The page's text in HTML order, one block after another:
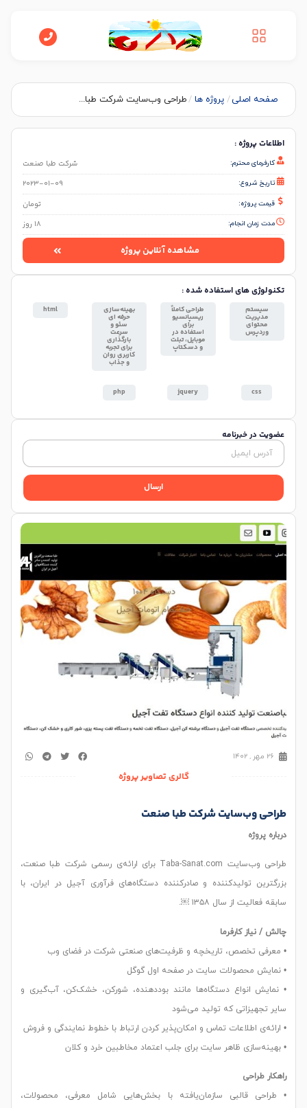
صفحه اصلی/ پروژه ها /طراحی وب‌سایت شرکت طبا...
26 مهر , 1402
گالری تصاویر پروژه
طراحی وب‌سایت شرکت طبا صنعت
درباره پروژه
طراحی وب‌سایت Taba-Sanat.com برای ارائه‌ی رسمی شرکت طبا صنعت،
بزرگترین تولیدکننده و صادرکننده دستگاه‌های فرآوری آجیل در ایران، با
سابقه فعالیت از سال ۱۳۵۸ ￼.
چالش / نیاز کارفرما
• معرفی تخصص، تاریخچه و ظرفیت‌های صنعتی شرکت در فضای وب
• نمایش محصولات سایت در صفحه اول گوگل
• نمایش انواع دستگاه‌ها مانند بوددهنده، شورکن، خشک‌کن، آب‌گیری و
سایر تجهیزاتی که تولید می‌شود
• ارائه‌ی اطلاعات تماس و امکان‌پذیر کردن ارتباط با خطوط نمایندگی و فروش
• بهینه‌سازی ظاهر سایت برای جلب اعتماد مخاطبین خرد و کلان
راهکار طراحی
• طراحی قالبی سازمان‌یافته با بخش‌هایی شامل معرفی، محصولات،
اطلاعات پروژه :
کارفرمای محترم: شرکت طبا صنعت
تاریخ شروع: 2023-01-09
قیمت پروژه: تومان
مدت زمان انجام: 18 روز
مشاهده آنلاین پروژه
تکنولوژی های استفاده شده :
سیستم
مدیریت
محتوای
وردپرس
طراحی کاملاً
ریسپانسیو
برای
استفاده در
موبایل، تبلت
و دسکتاپ
بهینه‌سازی
حرفه ای
سئو و
سرعت
بارگذاری
برای تجربه
کاربری روان
و جذاب
html
css
jquery
php
عضویت در خبرنامه
ارسال